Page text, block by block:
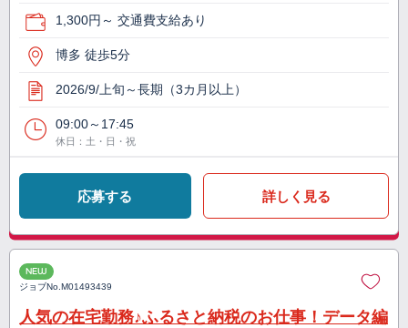
1,300円～ 交通費支給あり
博多 徒歩5分
2026/9/上旬～長期（3カ月以上）
09:00～17:45
休日：土・日・祝
応募する 詳しく見る
NEW
ジョブNo.M01493439
人気の在宅勤務♪ふるさと納税のお仕事！データ編